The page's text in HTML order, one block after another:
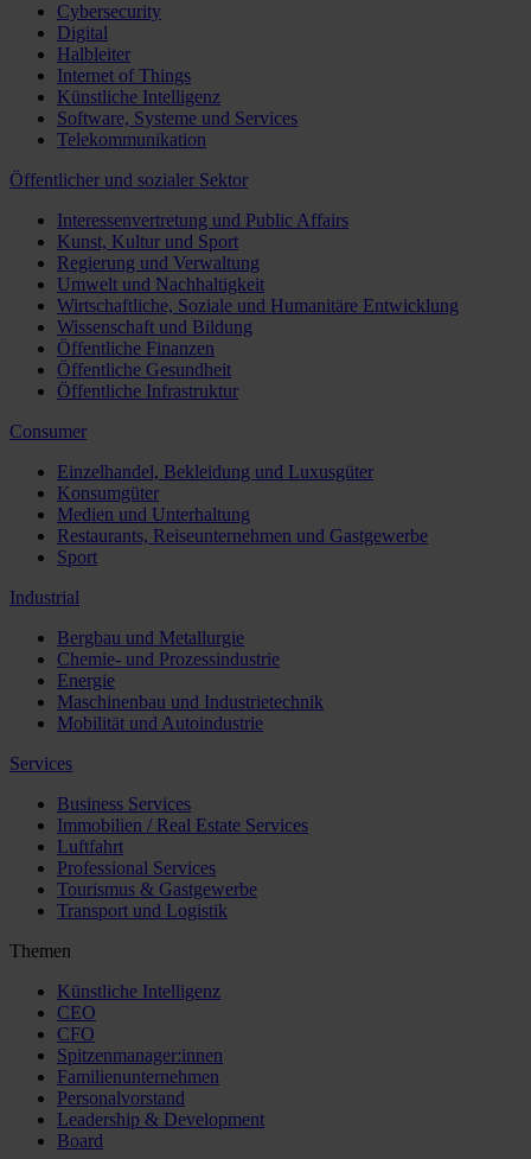
Cybersecurity
Digital
Halbleiter
Internet of Things
Künstliche Intelligenz
Software, Systeme und Services
Telekommunikation
Öffentlicher und sozialer Sektor
Interessenvertretung und Public Affairs
Kunst, Kultur und Sport
Regierung und Verwaltung
Umwelt und Nachhaltigkeit
Wirtschaftliche, Soziale und Humanitäre Entwicklung
Wissenschaft und Bildung
Öffentliche Finanzen
Öffentliche Gesundheit
Öffentliche Infrastruktur
Consumer
Einzelhandel, Bekleidung und Luxusgüter
Konsumgüter
Medien und Unterhaltung
Restaurants, Reiseunternehmen und Gastgewerbe
Sport
Industrial
Bergbau und Metallurgie
Chemie- und Prozessindustrie
Energie
Maschinenbau und Industrietechnik
Mobilität und Autoindustrie
Services
Business Services
Immobilien / Real Estate Services
Luftfahrt
Professional Services
Tourismus & Gastgewerbe
Transport und Logistik
Themen
Künstliche Intelligenz
CEO
CFO
Spitzenmanager:innen
Familienunternehmen
Personalvorstand
Leadership & Development
Board